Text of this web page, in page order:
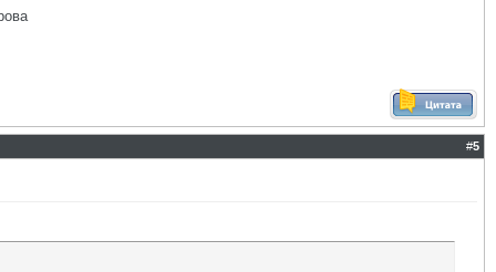
#5